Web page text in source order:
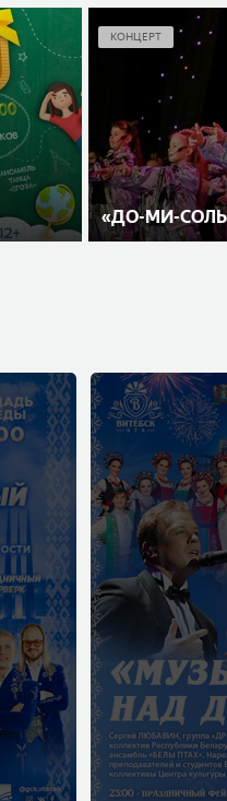
КОНЦЕРТ
«ДО-МИ-